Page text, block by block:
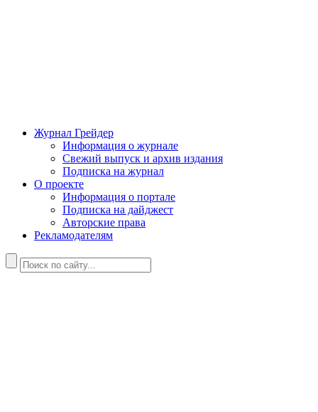
Журнал Грейдер
Информация о журнале
Свежий выпуск и архив издания
Подписка на журнал
О проекте
Информация о портале
Подписка на дайджест
Авторские права
Рекламодателям